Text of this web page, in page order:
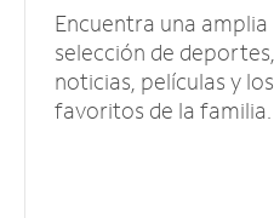
Encuentra una amplia
selección de deportes,
noticias, películas y los
favoritos de la familia.